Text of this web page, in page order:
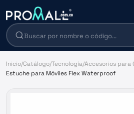
Inicio/Catálogo/Tecnología/Accesorios para
Estuche para Móviles Flex Waterproof